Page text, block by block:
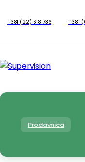
+381 (22) 618 736 +381
Prodavnica